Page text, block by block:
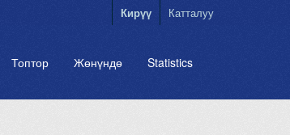
Кирүү Катталуу
Топтор Жөнүндө Statistics